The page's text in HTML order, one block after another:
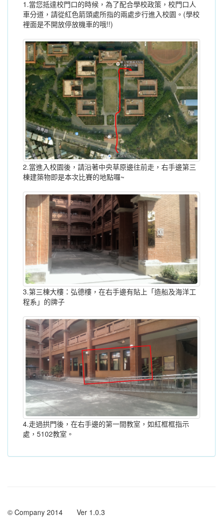
1.當您抵達校門口的時候，為了配合學校政策，校門口人
車分道，請從紅色箭頭處所指的兩處步行進入校園。(學校
裡面是不開放停放機車的哦!!)
2.當進入校園後，請沿著中央草原邊往前走，右手邊第三
棟建築物即是本次比賽的地點囉~
3.第三棟大樓：弘德樓，在右手邊有貼上「造船及海洋工
程系」的牌子
4.走過拱門後，在右手邊的第一間教室，如紅框框指示
處，5102教室。
© Company 2014 Ver 1.0.3